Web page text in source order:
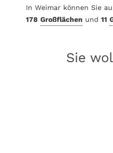
In Weimar können Sie
178 Großflächen und 11
Sie